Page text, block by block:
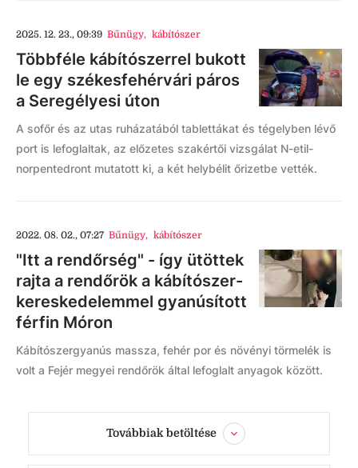
2025. 12. 23., 09:39 Bűnügy, kábítószer
Többféle kábítószerrel bukott
le egy székesfehérvári páros
a Seregélyesi úton
A sofőr és az utas ruházatából tablettákat és tégelyben lévő
port is lefoglaltak, az előzetes szakértői vizsgálat N-etil-
norpentedront mutatott ki, a két helybélit őrizetbe vették.
2022. 08. 02., 07:27 Bűnügy, kábítószer
"Itt a rendőrség" - így ütöttek
rajta a rendőrök a kábítószer-
kereskedelemmel gyanúsított
férfin Móron
Kábítószergyanús massza, fehér por és növényi törmelék is
volt a Fejér megyei rendőrök által lefoglalt anyagok között.
Továbbiak betöltése